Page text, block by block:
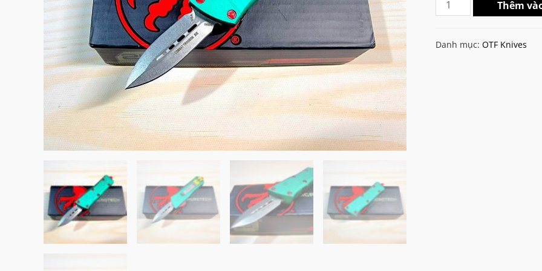
Troodon
Thêm
Danh mục: OTF Knives